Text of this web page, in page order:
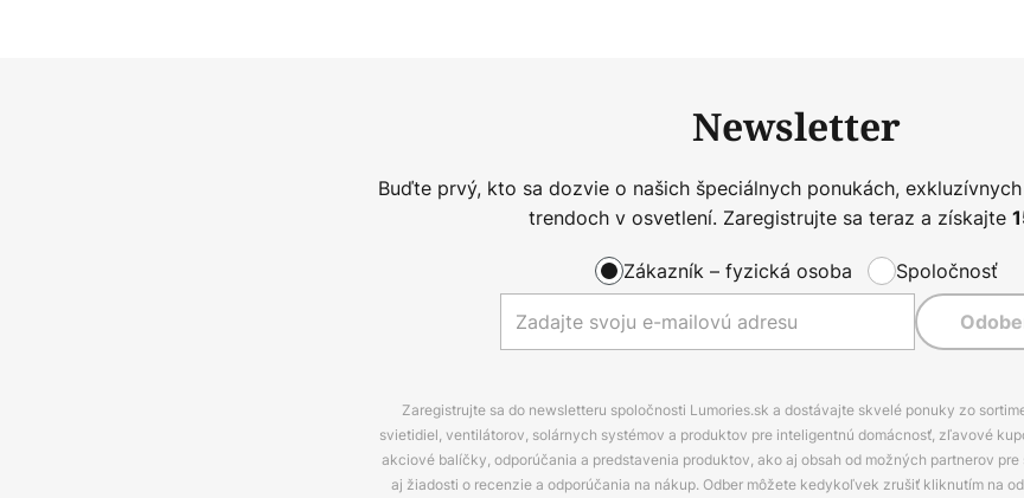
Newsletter
Buďte prvý, kto sa dozvie o našich špeciálnych ponukách,
trendoch v osvetlení. Zaregistrujte sa teraz a získajte
Zákazník – fyzická osoba Spoločnosť
Zaregistrujte sa do newsletteru spoločnosti Lumories.sk a dostávajte skvelé ponuky zo
svietidiel, ventilátorov, solárnych systémov a produktov pre inteligentnú domácnosť, zľavové
akciové balíčky, odporúčania a predstavenia produktov, ako aj obsah od možných partnerov
aj žiadosti o recenzie a odporúčania na nákup. Odber môžete kedykoľvek zrušiť kliknutím na